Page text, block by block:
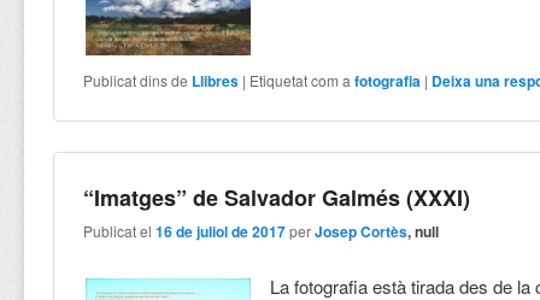
Publicat dins de Llibres | Etiquetat com a fotografia | Deixa una
“Imatges” de Salvador Galmés (XXXI)
Publicat el16 de juliol de 2017 perJosep Cortès, null
La fotografia està tirada des de la